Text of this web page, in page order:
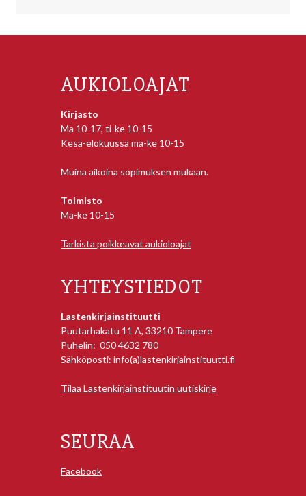
AUKIOLOAJAT
Kirjasto
Ma 10-17, ti-ke 10-15
Kesä-elokuussa ma-ke 10-15
Muina aikoina sopimuksen mukaan.
Toimisto
Ma-ke 10-15
Tarkista poikkeavat aukioloajat
YHTEYSTIEDOT
Lastenkirjainstituutti
Puutarhakatu 11 A, 33210 Tampere
Puhelin: 050 4632 780
Sähköposti: info(a)lastenkirjainstituutti.fi
Tilaa Lastenkirjainstituutin uutiskirje
SEURAA
Facebook